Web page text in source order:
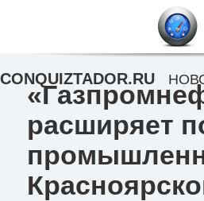
расширяет
CONQUIZTADOR.RU